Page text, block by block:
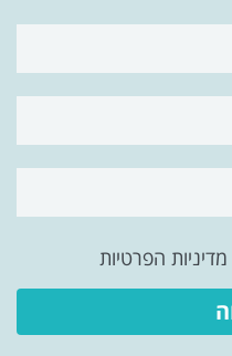
מדיניות הפרטיות